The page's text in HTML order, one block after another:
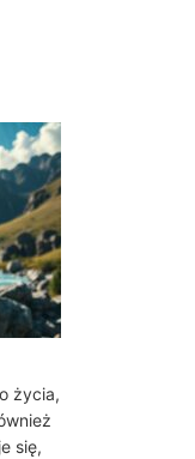
życia,
się,